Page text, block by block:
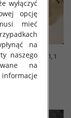
Roz 36-41, 1
Paczka 12 szt
48.00 zł
wyłączyć
opcję
mieć
na
naszego
na